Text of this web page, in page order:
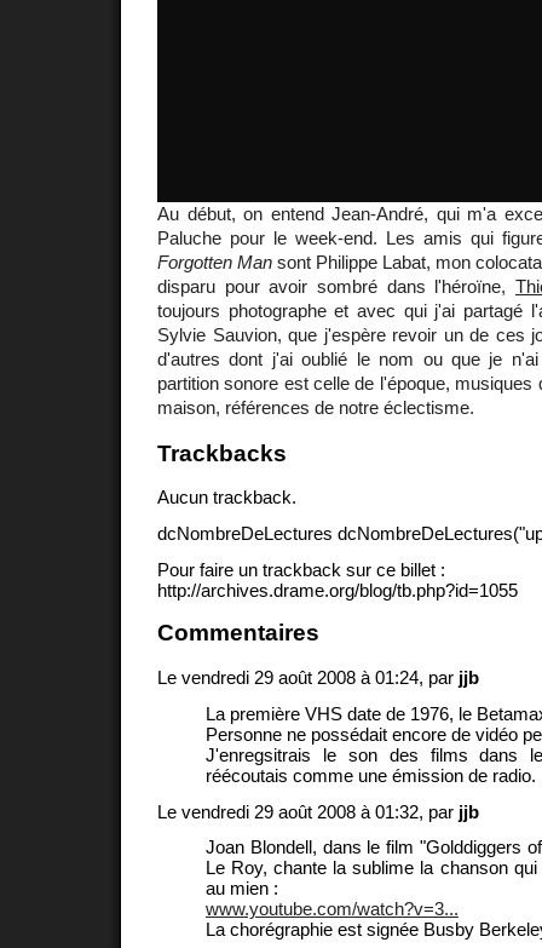
Au début, on entend Jean-André, qui m'a
Paluche pour le week-end. Les amis qui
Forgotten Man sont Philippe Labat, mon
disparu pour avoir sombré dans l'héroïne,
toujours photographe et avec qui j'ai partagé
Sylvie Sauvion, que j'espère revoir un de ces
d'autres dont j'ai oublié le nom ou que je
partition sonore est celle de l'époque, musiques
maison, références de notre éclectisme.
Trackbacks
Aucun trackback.
dcNombreDeLectures
Pour faire un trackback sur ce billet :
http://archives.drame.org/blog/tb.php?id=1055
Commentaires
Le vendredi 29 août 2008 à 01:24, par jjb
La première VHS date de 1976, le
Personne ne possédait encore de vidéo
J'enregsitrais le son des films dans
réécoutais comme une émission de radio.
Le vendredi 29 août 2008 à 01:32, par jjb
Joan Blondell, dans le film "Golddiggers
Le Roy, chante la sublime la chanson
au mien :
www.youtube.com/watch?v=3...
La chorégraphie est signée Busby